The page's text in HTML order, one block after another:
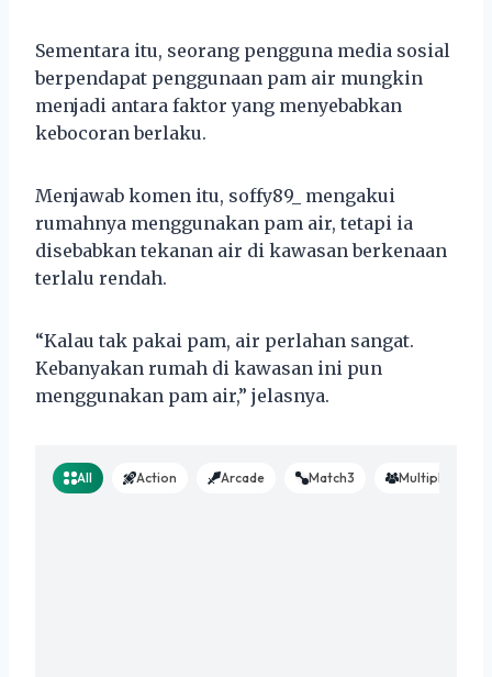
Sementara itu, seorang pengguna media sosial
berpendapat penggunaan pam air mungkin
menjadi antara faktor yang menyebabkan
kebocoran berlaku.
Menjawab komen itu, soffy89_ mengakui
rumahnya menggunakan pam air, tetapi ia
disebabkan tekanan air di kawasan berkenaan
terlalu rendah.
“Kalau tak pakai pam, air perlahan sangat.
Kebanyakan rumah di kawasan ini pun
menggunakan pam air,” jelasnya.